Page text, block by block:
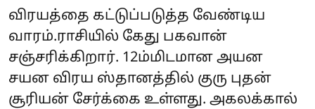
விரயத்தை கட்டுப்படுத்த வேண்டிய
வாரம்.ராசியில் கேது பகவான்
சஞ்சரிக்கிறார். 12ம்மிடமான அயன
சயன விரய ஸ்தானத்தில் குரு புதன்
சூரியன் சேர்க்கை உள்ளது. அகலக்கால்